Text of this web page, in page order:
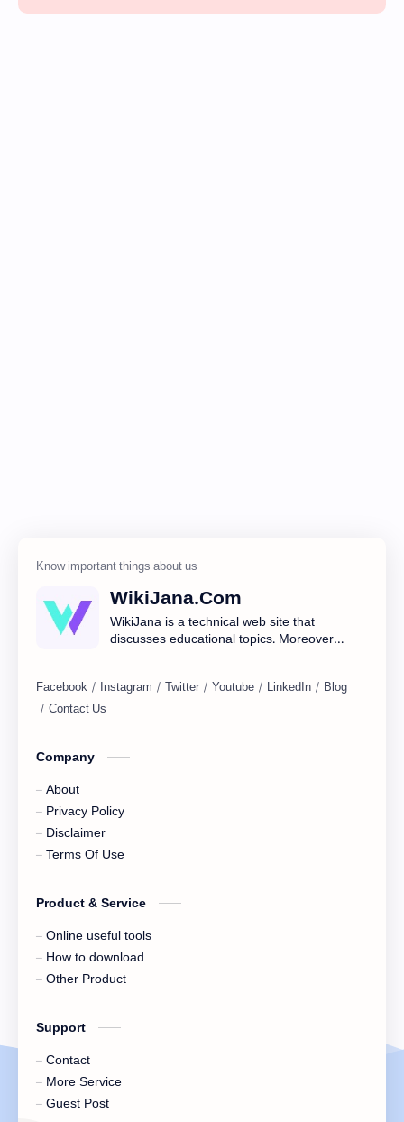
WikiJana.Com
WikiJana is a technical web site that
discusses educational topics. Moreover
Company
About
Privacy Policy
Disclaimer
Terms Of Use
Product & Service
Online useful tools
How to download
Other Product
Support
Contact
More Service
Guest Post